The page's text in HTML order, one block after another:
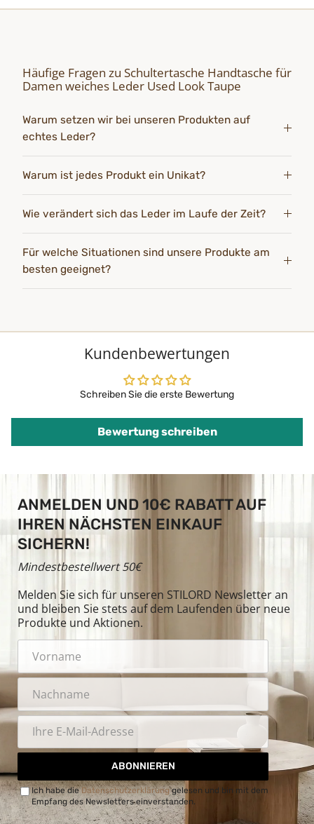
Häufige Fragen zu Schultertasche Handtasche für
Damen weiches Leder Used Look Taupe
Warum setzen wir bei unseren Produkten auf
echtes Leder?
Warum ist jedes Produkt ein Unikat?
Wie verändert sich das Leder im Laufe der Zeit?
Für welche Situationen sind unsere Produkte am
besten geeignet?
Kundenbewertungen
Schreiben Sie die erste Bewertung
Bewertung schreiben
ANMELDEN UND 10€ RABATT AUF
IHREN NÄCHSTEN EINKAUF
SICHERN!
Mindestbestellwert 50€
Melden Sie sich für unseren STILORD Newsletter an
und bleiben Sie stets auf dem Laufenden über neue
Produkte und Aktionen.
ABONNIEREN
Ich habe dieDatenschutzerklärunggelesen und bin mit dem
Empfang des Newsletters einverstanden.